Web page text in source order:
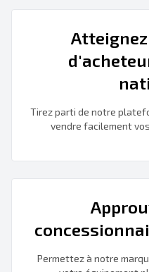
Tirez parti de notre
vendre facilement
Permettez à notre